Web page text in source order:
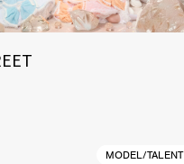
MODEL/TALENT